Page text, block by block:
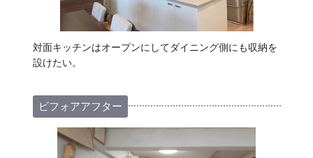
対面キッチンはオープンにしてダイニング側にも収納を
設けたい。
ビフォアアフター